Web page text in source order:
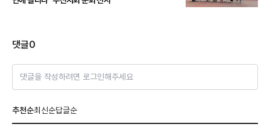
댓글0
댓글을 작성하려면 로그인해주세요
추천순최신순답글순